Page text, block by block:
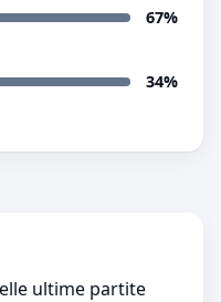
67%
34%
ultime partite